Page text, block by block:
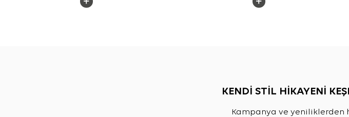
KENDİ STİL HİKAYENİ
Kampanya ve yeniliklerden